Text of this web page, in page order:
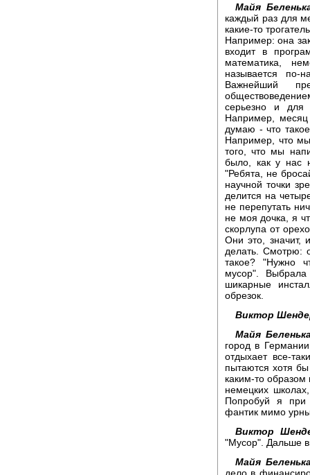
Майя
каждый раз для
какие-то
Например: она
входит в
математика,
называется по-
Важнейший
серьезно и для
Например,
думаю - что
Например, что
того, что мы
было, как у нас
"Ребята, не
научной точки
делится на
не перепутать
не моя дочка, я
скорлупа от
Они это, значит,
делать. Смотрю:
такое? "Нужно
мусор".
шикарные
обрезок.
Виктор
Майя
город в
отдыхает все-
пытаются хотя
каким-то образом
немецких
Попробуй я при
фантик мимо
Виктор
"Мусор". Дальше
Майя
дело в